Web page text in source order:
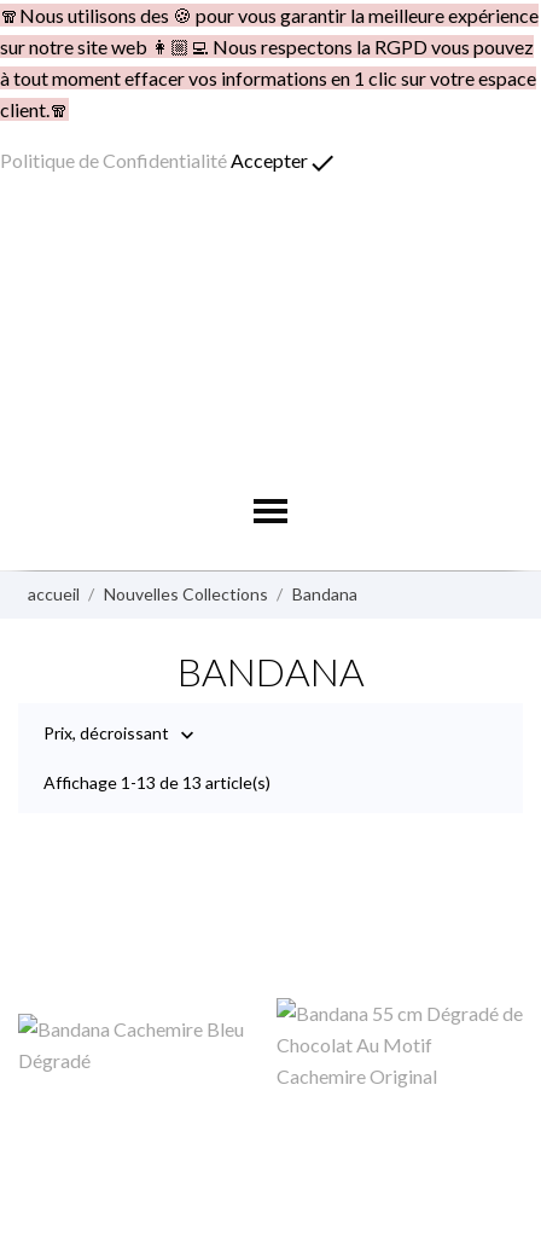
🧣Nous utilisons des 🍪 pour vous garantir la meilleure expérience
sur notre site web 👩🏼‍💻 Nous respectons la RGPD vous pouvez
à tout moment effacer vos informations en 1 clic sur votre espace
client.🧣
Politique de ConfidentialitéAccepterdone
accueil Nouvelles Collections Bandana
BANDANA
Prix, décroissant 
Affichage 1-13 de 13 article(s)